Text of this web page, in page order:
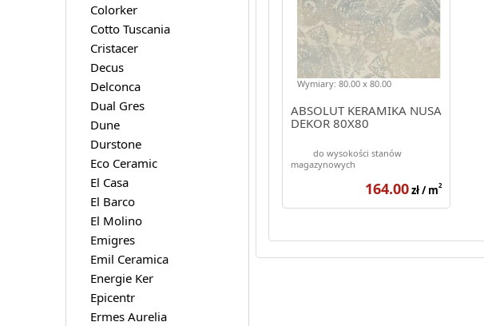
ABSOLUT KERAMIKA NUSA
DEKOR 80X80
Wymiary: 80.00 x 80.00
do wysokości stanów
magazynowych
164.00zł / m2
Colorker
Cotto Tuscania
Cristacer
Decus
Delconca
Dual Gres
Dune
Durstone
Eco Ceramic
El Casa
El Barco
El Molino
Emigres
Emil Ceramica
Energie Ker
Epicentr
Ermes Aurelia